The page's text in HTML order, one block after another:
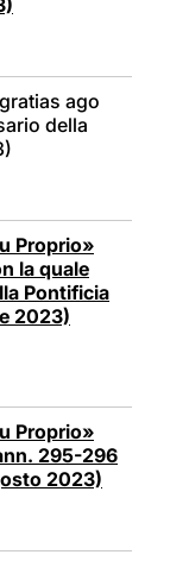
ago
della
Proprio»
la quale
Pontificia
2023)
Proprio»
295-296
2023)